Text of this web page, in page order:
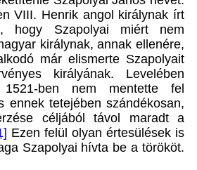
VIII. Henrik angol királynak írt
hogy Szapolyai miért nem
királynak, annak ellenére,
már elismerte Szapolyait
királyának. Levelében
ben nem mentette fel
ennek tetejében szándékosan,
céljából távol maradt a
Ezen felül olyan értesülések is
Szapolyai hívta be a törököt.